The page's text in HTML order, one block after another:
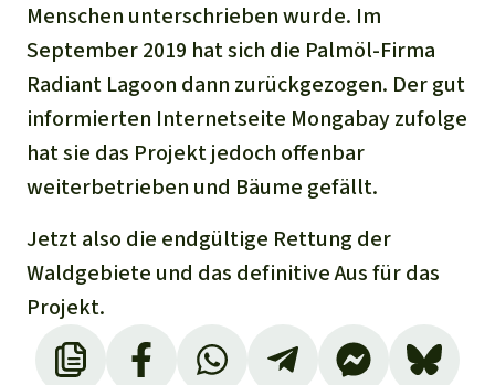
Menschen unterschrieben wurde. Im
September 2019 hat sich die Palmöl-Firma
Radiant Lagoon dann zurückgezogen. Der gut
informierten Internetseite Mongabay zufolge
hat sie das Projekt jedoch offenbar
weiterbetrieben und Bäume gefällt.
Jetzt also die endgültige Rettung der
Waldgebiete und das definitive Aus für das
Projekt.